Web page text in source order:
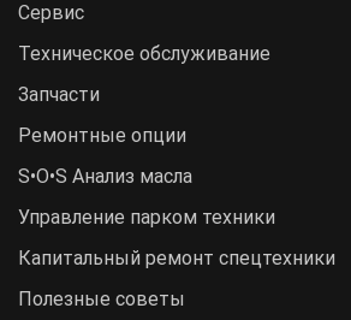
Сервис
Техническое обслуживание
Запчасти
Ремонтные опции
S•O•S Анализ масла
Управление парком техники
Капитальный ремонт спецтехники
Полезные советы